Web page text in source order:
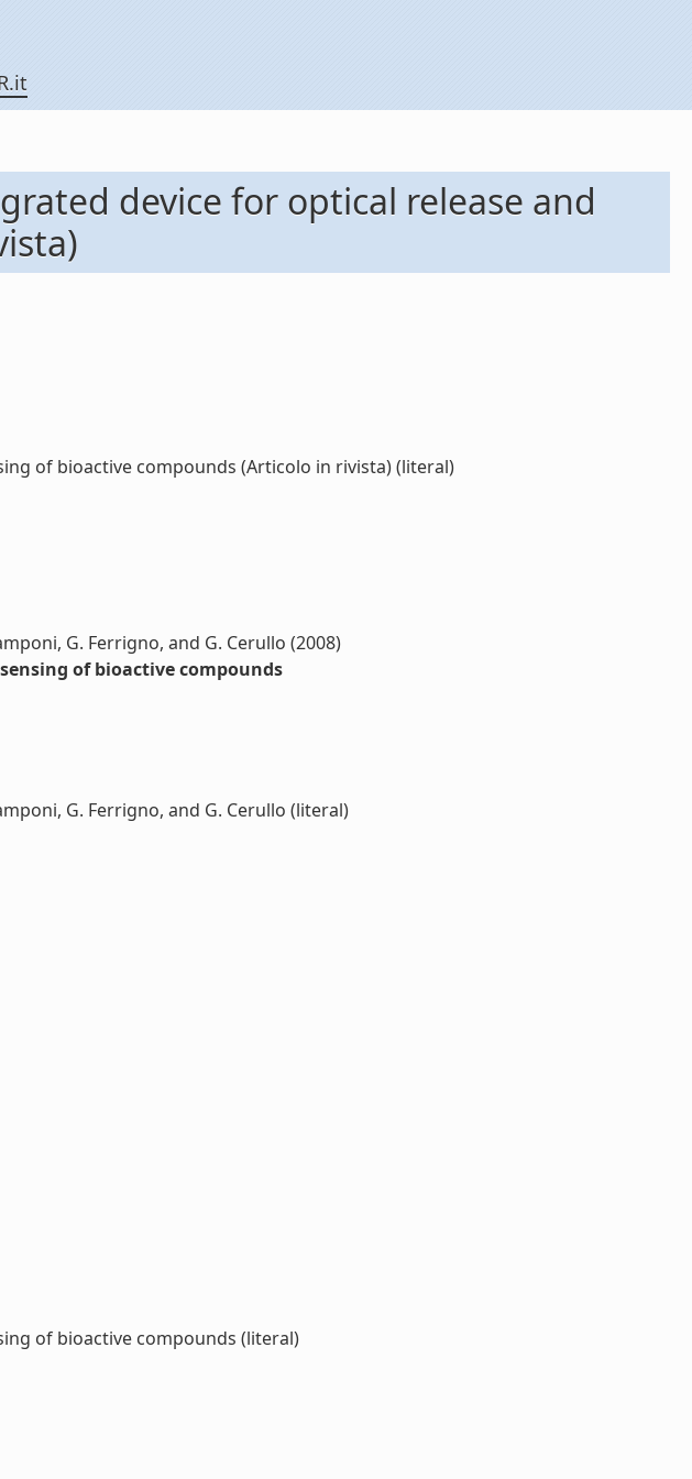
device for optical release and
of bioactive compounds (Articolo in rivista) (literal)
G. Ferrigno, and G. Cerullo (2008)
of bioactive compounds
G. Ferrigno, and G. Cerullo (literal)
of bioactive compounds (literal)